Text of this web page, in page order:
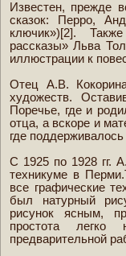
Известен, прежде
сказок: Перро,
ключик»)[2].
рассказы» Льва
иллюстрации к
Отец А.В.
художеств.
Поречье, где и
отца, а вскоре и
где
С 1925 по 1928 гг.
техникуме в
все графические
был натурный
рисунок ясным,
простота
предварительной